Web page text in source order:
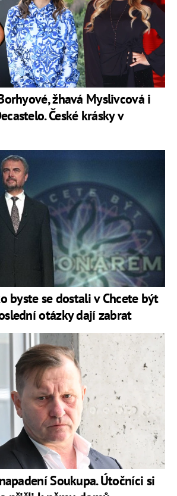
žhavá Myslivcová i
České krásky v
byste se dostali v Chcete být
otázky dají zabrat
Soukupa. Útočníci si